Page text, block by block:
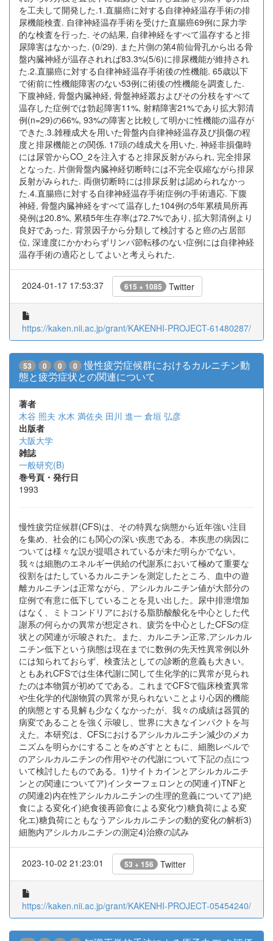
を工夫して開発した.1.直腸癌に対する自律神経温存手術の排
尿機能検査. 自律神経温存手術を受けた直腸癌69例に尿力学
的な検査を行った. その結果, 自律神経をすべて温存すると排
尿障害はなかった. (0/29). また片側の第4前仙骨孔から出る骨
盤内臓神経が温存されれば83.3%(5/6)に排尿機能が維持され
た.2.直腸癌に対する自律神経温存手術後の性機能. 65歳以下
で術前に性機能障害のない53例に術後の性機能を調査した.
下腹神経, 骨盤内臓神経, 骨盤神経叢およびその分枝をすべて
温存した症例では勃起障害11%, 射精障害21%であり拡大郭清
例(n=29)の66%, 93%の障害と比較して明かに性機能の温存が
できた.3.雑種成犬を用いた骨盤内自律神経温存及び損傷の程
度と排尿機能との関係. 17頭の雄成犬を用いた. 神経非損傷時
には尿管からCO_2を注入すると排尿反射がみられ, 完全排尿
となった. 片側骨盤内臓神経切断時には不完全収縮ながら排尿
反射がみられた. 両側切断時には排尿反射は認められなかっ
た.4.直腸癌に対する自律神経温存手術症例の手術適応. 下腹
神経, 骨盤内臓神経をすべて温存した104例の5年累積局所再
発例は20.8%, 累積5年生存率は72.7%であり, 拡大郭清例より
良好であった. 背景因子から分類して検討すると癌の占居部
位, 深達度にかかわらずリンパ節転移のない症例には自律神経
温存手術の適応としてよいと考えられた.
2024-01-17 17:53:37 615 + 1085 Twitter
https://kaken.nii.ac.jp/grant/KAKENHI-PROJECT-61480287/
53 0 0 0
慢性疲労症候群におけるカルニチン動
態と疲労症状との関連について
著者
木谷 照夫 水木 満佐央 田川 進一 倉垣 弘彦
出版者
大阪大学
雑誌
一般研究(B)
巻号頁・発行日
1993
慢性疲労症候群(CFS)は、その特異な病態から近年強い注目
を集め、社会的にも関心の深い疾患である。本疾患の病因に
ついては様々な説が提唱されているが未だ明らかでない。
我々は細胞のエネルギー供給の代謝系において極めて重要な
役割をはたしているカルニチンを測定したところ、血中の遊
離カルニチンは正常ながら、アシルカルニチン値が大部分の
症例で有意に低下していることを見い出した。尿中排泄増加
はなく、ミトコンドリアにおける脂肪酸酸化を中心とした代
謝系の何らかの異常が想定され、疲労を中心としたCFSの症
状との関連が示唆された。また、カルニチン正常,アシルカル
ニチン低下という病態は現在までに数例の先天性異常例以外
には知られておらず、検査法としての診断的意義も大きい。
ともあれCFSでは生体代謝に関して生化学的に異常が見られ
たのは本物質が初めてである。これまでCFSで臨床検査異常
や生化学的代謝物質の異常が見られないことより心因的機能
的病態とする見解も少なくなかったが、我々の成績は器質的
病変であることを強く示唆し、世界に大きなインパクトを与
えた。本研究は、CFSにおけるアシルカルニチン減少のメカ
ニズムを明らかにすることをめざすとともに、細胞レベルで
のアシルカルニチンの作用やその代謝について下記の点につ
いて検討したものである。1)サイトカインとアシルカルニチ
ンとの関連についてア)インターフェロンとの関連イ)TNFと
の関連2)内在性アシルカルニチンの生理的意義についてア)絶
食による変化イ)絶食後再節食による変化ウ)糖負荷による変
化エ)糖負荷にともなうアシルカルニチンの動的変化の解析3)
細胞内アシルカルニチンの測定4)治療の試み
2023-10-02 21:23:01 53 + 156 Twitter
https://kaken.nii.ac.jp/grant/KAKENHI-PROJECT-05454240/